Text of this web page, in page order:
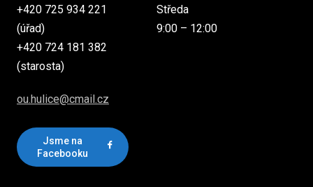
+420 725 934 221
(úřad)
+420 724 181 382
(starosta)
ou.hulice@cmail.cz
Jsme na
Facebooku
Středa
9:00 – 12:00